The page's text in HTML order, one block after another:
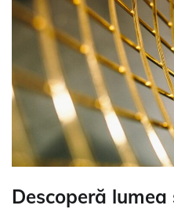
Descoperă